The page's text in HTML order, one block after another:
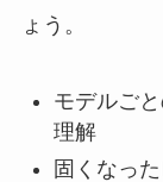
ょう。
モデルご
理解
固くなっ